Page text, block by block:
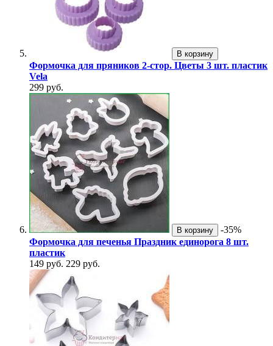
В корзину
Формочка для пряников 2-стор. Цветы 3 шт. пластик
Vela
299 руб.
В корзину
-35%
Формочка для печенья Праздник единорога 8 шт.
пластик
149 руб. 229 руб.